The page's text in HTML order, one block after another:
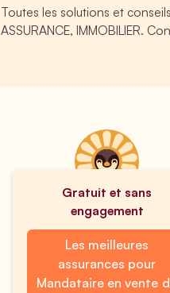
Toutes les solutions et
ASSURANCE, IMMOBILIER.
Gratuit et sans
engagement
Les meilleures
assurances pour
Mandataire en vente